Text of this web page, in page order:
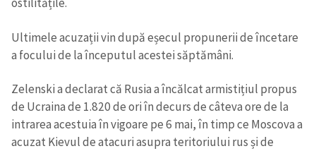
Ultimele acuzații vin după eșecul propunerii de încetare
a focului de la începutul acestei săptămâni.
Zelenski a declarat că Rusia a încălcat armistițiul propus
de Ucraina de 1.820 de ori în decurs de câteva ore de la
intrarea acestuia în vigoare pe 6 mai, în timp ce Moscova a
acuzat Kievul de atacuri asupra teritoriului rus și de
Sursă anonimă
Nume+ Numele meu
Email+ Emailul meu